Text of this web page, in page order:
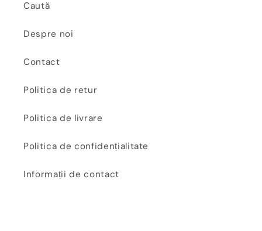
Caută
Despre noi
Contact
Politica de retur
Politica de livrare
Politica de confidențialitate
Informații de contact